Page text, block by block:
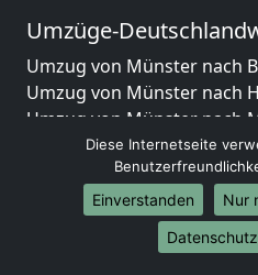
Umzüge-
Umzug von Münster nach
Umzug von Münster nach
Umzug von Münster nach
Umzug von Münster nach
Umzug von Münster nach
Umzug von Münster nach
Umzug von Münster nach
Umzug von Münster nach
Diese Internetseite
Einverstanden
Nur